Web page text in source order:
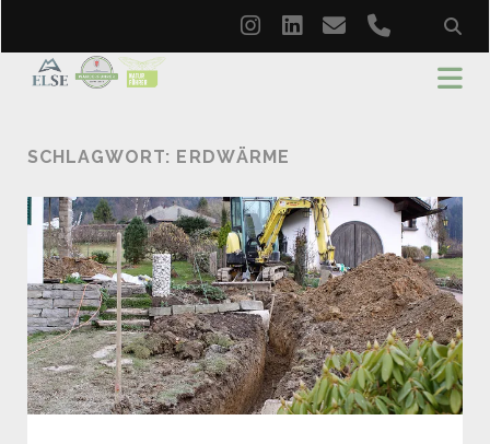
instagram
linkedin
emailphone
SCHLAGWORT: ERDWÄRME